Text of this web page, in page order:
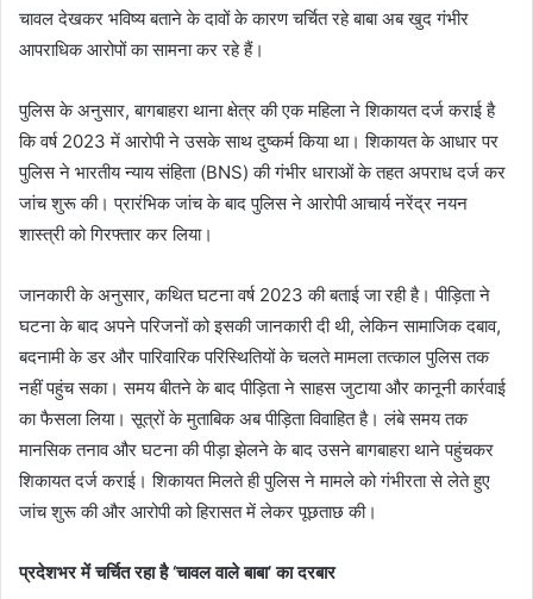
चावल देखकर भविष्य बताने के दावों के कारण चर्चित रहे बाबा अब खुद गंभीर
आपराधिक आरोपों का सामना कर रहे हैं।
पुलिस के अनुसार, बागबाहरा थाना क्षेत्र की एक महिला ने शिकायत दर्ज कराई है
कि वर्ष 2023 में आरोपी ने उसके साथ दुष्कर्म किया था। शिकायत के आधार पर
पुलिस ने भारतीय न्याय संहिता (BNS) की गंभीर धाराओं के तहत अपराध दर्ज कर
जांच शुरू की। प्रारंभिक जांच के बाद पुलिस ने आरोपी आचार्य नरेंद्र नयन
शास्त्री को गिरफ्तार कर लिया।
जानकारी के अनुसार, कथित घटना वर्ष 2023 की बताई जा रही है। पीड़िता ने
घटना के बाद अपने परिजनों को इसकी जानकारी दी थी, लेकिन सामाजिक दबाव,
बदनामी के डर और पारिवारिक परिस्थितियों के चलते मामला तत्काल पुलिस तक
नहीं पहुंच सका। समय बीतने के बाद पीड़िता ने साहस जुटाया और कानूनी कार्रवाई
का फैसला लिया। सूत्रों के मुताबिक अब पीड़िता विवाहित है। लंबे समय तक
मानसिक तनाव और घटना की पीड़ा झेलने के बाद उसने बागबाहरा थाने पहुंचकर
शिकायत दर्ज कराई। शिकायत मिलते ही पुलिस ने मामले को गंभीरता से लेते हुए
जांच शुरू की और आरोपी को हिरासत में लेकर पूछताछ की।
प्रदेशभर में चर्चित रहा है ‘चावल वाले बाबा’ का दरबार